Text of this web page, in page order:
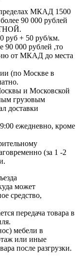
МКАД 1500
90 000 рублей
руб + 50 руб/км.
90 000 рублей ,то
от МКАД до места
(по Москве в
и Московской
грузовым
доставки
ежедневно, кроме
(за 1 -2
может
средство,
передача товара в
мебели в
или иные
после разгрузки.